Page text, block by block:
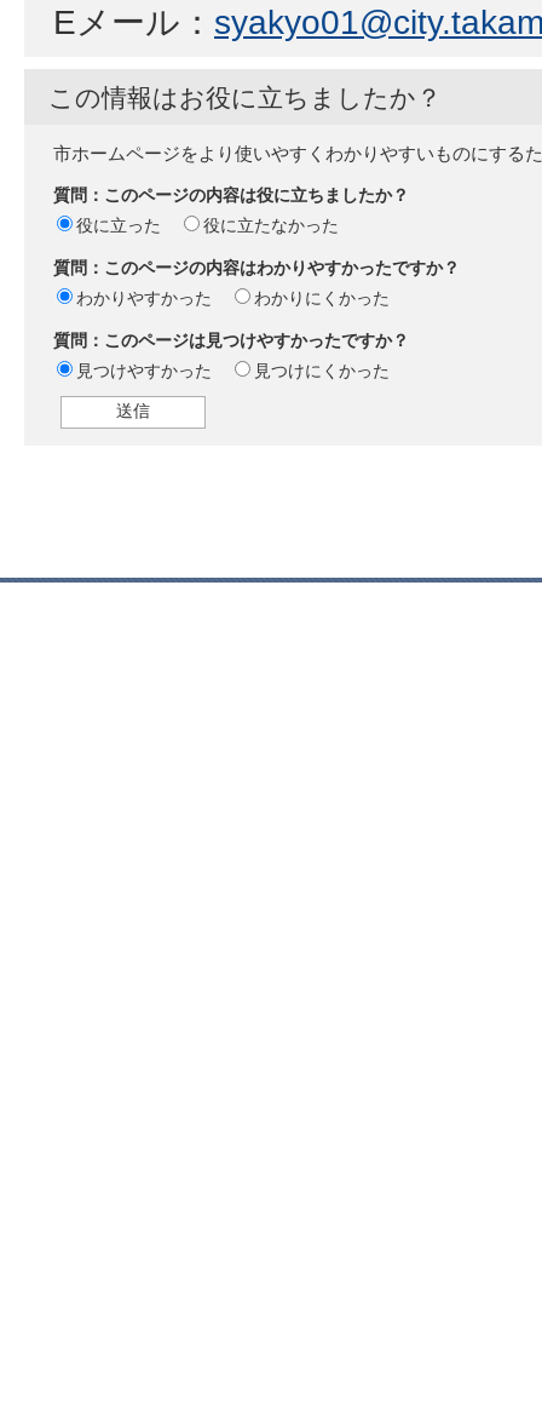
Eメール：
この情報はお役に立ちましたか？
市ホームページをより使いやすくわかりやすいものにする
質問：このページの内容は役に立ちましたか？
役に立った
役に立たなかった
質問：このページの内容はわかりやすかったですか？
わかりやすかった
わかりにくかった
質問：このページは見つけやすかったですか？
見つけやすかった
見つけにくかった